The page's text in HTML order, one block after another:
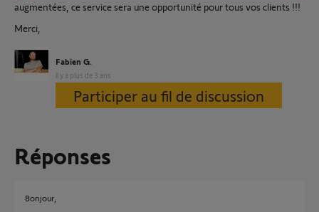
augmentées, ce service sera une opportunité pour tous vos clients !!!
Merci,
Fabien G.
il y a plus de 3 ans
Participer au fil de discussion
Réponses
Bonjour,